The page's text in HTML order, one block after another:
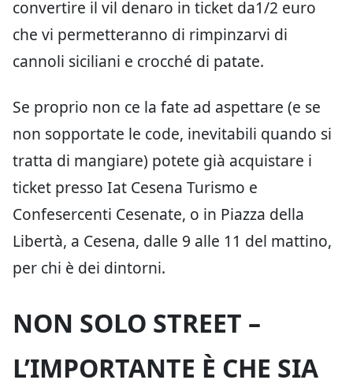
convertire il vil denaro in ticket da1/2 euro
che vi permetteranno di rimpinzarvi di
cannoli siciliani e crocché di patate.
Se proprio non ce la fate ad aspettare (e se
non sopportate le code, inevitabili quando si
tratta di mangiare) potete già acquistare i
ticket presso Iat Cesena Turismo e
Confesercenti Cesenate, o in Piazza della
Libertà, a ‪Cesena,‬ dalle 9 alle 11 del mattino,
per chi è dei dintorni.
NON SOLO STREET –
L’IMPORTANTE È CHE SIA